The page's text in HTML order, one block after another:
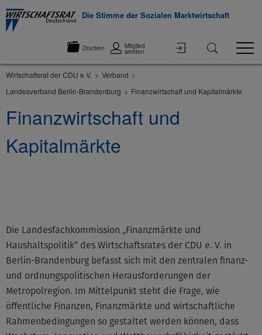
Die Stimme der Sozialen Marktwirtschaft
Drucken Mitglied
werden
Wirtschaftsrat der CDU e.V.
Verband
Landesverband Berlin-Brandenburg
Finanzwirtschaft und Kapitalmärkte
Finanzwirtschaft und
Kapitalmärkte
Die Landesfachkommission „Finanzmärkte und
Haushaltspolitik“ des Wirtschaftsrates der CDU e. V. in
Berlin-Brandenburg befasst sich mit den zentralen finanz-
und ordnungspolitischen Herausforderungen der
Metropolregion. Im Mittelpunkt steht die Frage, wie
öffentliche Finanzen, Finanzmärkte und wirtschaftliche
Rahmenbedingungen so gestaltet werden können, dass